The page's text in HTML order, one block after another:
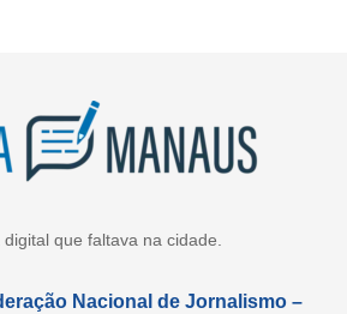
digital que faltava na cidade.
Nacional de Jornalismo –